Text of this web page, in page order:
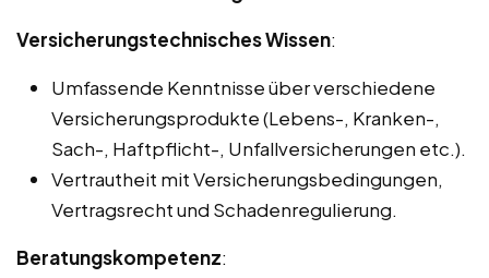
Versicherungstechnisches Wissen:
Umfassende Kenntnisse über verschiedene
Versicherungsprodukte (Lebens-, Kranken-,
Sach-, Haftpflicht-, Unfallversicherungen etc.).
Vertrautheit mit Versicherungsbedingungen,
Vertragsrecht und Schadenregulierung.
Beratungskompetenz: